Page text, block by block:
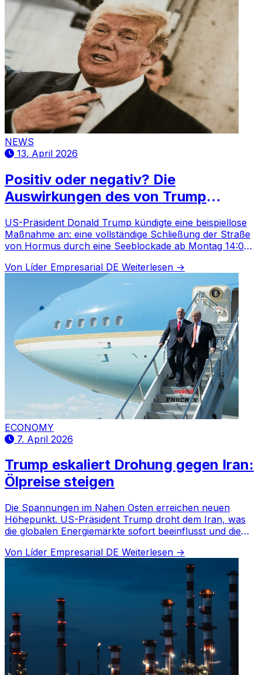
NEWS
13. April 2026
Positiv oder negativ? Die
Auswirkungen des von Trump
Straße von
US-Präsident Donald Trump kündigte eine beispiellose
Maßnahme an: eine vollständige Schließung der Straße
von Hormus durch eine Seeblockade ab Montag 14:00
Zusammenbruch von Friede
Von Líder Empresarial DE Weiterlesen →
ECONOMY
7. April 2026
Trump eskaliert Drohung gegen Iran:
Ölpreise steigen
Die Spannungen im Nahen Osten erreichen neuen
Höhepunkt. US-Präsident Trump droht dem Iran, was
die globalen Energiemärkte sofort beeinflusst und die
Von Líder Empresarial DE Weiterlesen →